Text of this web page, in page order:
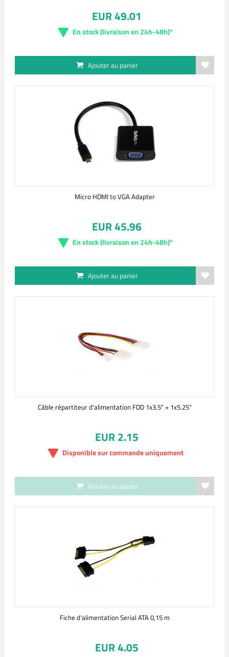
EUR 49.01
En stock (livraison en 24h-48h)*
Ajouter au panier
Micro HDMI to VGA Adapter
EUR 45.96
En stock (livraison en 24h-48h)*
Ajouter au panier
Câble répartiteur d'alimentation FDD 1x3.5" + 1x5.25"
EUR 2.15
Disponible sur commande uniquement
Ajouter au panier
Fiche d'alimentation Serial ATA 0,15 m
EUR 4.05